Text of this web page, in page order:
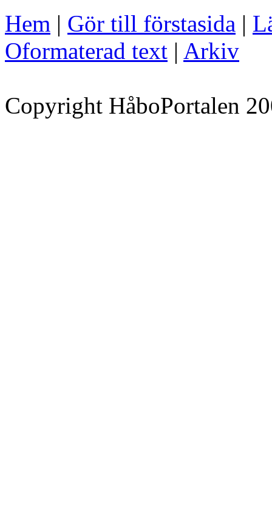
Hem | Gör till förstasida |
Oformaterad text | Arkiv
Copyright HåboPortalen